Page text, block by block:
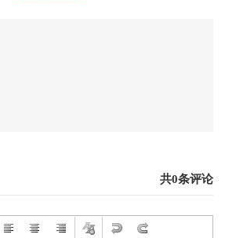
共0条评论